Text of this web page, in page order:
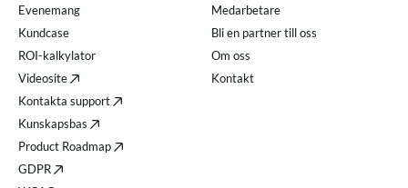
Evenemang
Kundcase
ROI-kalkylator
Videosite
Kontakta support
Kunskapsbas
Product Roadmap
GDPR
Medarbetare
Bli en partner till oss
Om oss
Kontakt